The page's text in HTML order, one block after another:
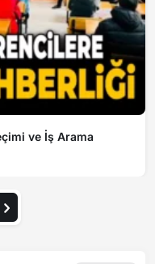
ve İş Arama